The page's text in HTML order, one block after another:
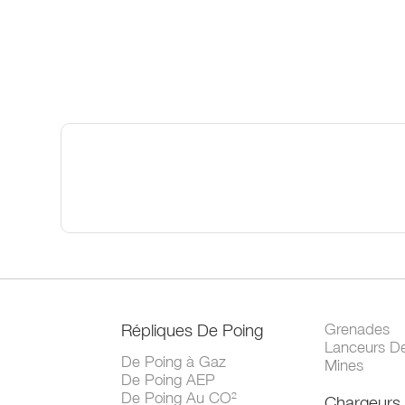
Répliques De Poing
De Poing à Gaz
De Poing AEP
De Poing Au CO²
Grenades
Lanceurs
Mines